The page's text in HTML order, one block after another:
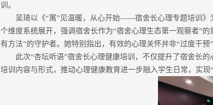
训。
吴琦以《“寓”见温暖，从心开始——宿舍长心理专题培训》
个维度系统展开，强调宿舍长作为“宿舍心理生态第一观察者”
有方法”的守护者。她特别指出，有效的心理关怀并非“过度干
此次“杏坛听语”宿舍长心理健康培训，不仅提升了宿舍长
培训内容与形式，推动心理健康教育进一步融入学生日常，实现